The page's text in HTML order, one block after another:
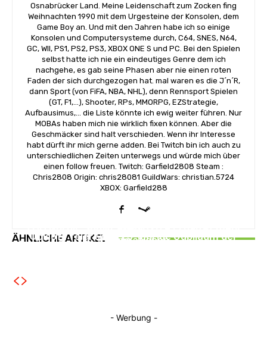
Osnabrücker Land. Meine Leidenschaft zum Zocken fing
Weihnachten 1990 mit dem Urgesteine der Konsolen, dem
Game Boy an. Und mit den Jahren habe ich so einige
Konsolen und Computersysteme durch, C64, SNES, N64,
GC, WII, PS1, PS2, PS3, XBOX ONE S und PC. Bei den Spielen
selbst hatte ich nie ein eindeutiges Genre dem ich
nachgehe, es gab seine Phasen aber nie einen roten
Faden der sich durchgezogen hat. mal waren es die J´n´R,
dann Sport (von FiFA, NBA, NHL), denn Rennsport Spielen
(GT, F1,...), Shooter, RPs, MMORPG, EZStrategie,
Aufbausimus,... die Liste könnte ich ewig weiter führen. Nur
MOBAs haben mich nie wirklich fixen können. Aber die
Geschmäcker sind halt verschieden. Wenn ihr Interesse
habt dürft ihr mich gerne adden. Bei Twitch bin ich auch zu
unterschiedlichen Zeiten unterwegs und würde mich über
einen follow freuen. Twitch: Garfield2808 Steam :
Chris2808 Origin: chris28081 GuildWars: christian.5724
XBOX: Garfield288
ÄHNLICHE ARTIKEL
NEWS
Informationen
Ubisoft feiert das 25-jährige Jubiläum der
Serious Sam: Shatterverse lädt zum Playtest –
- Werbung -